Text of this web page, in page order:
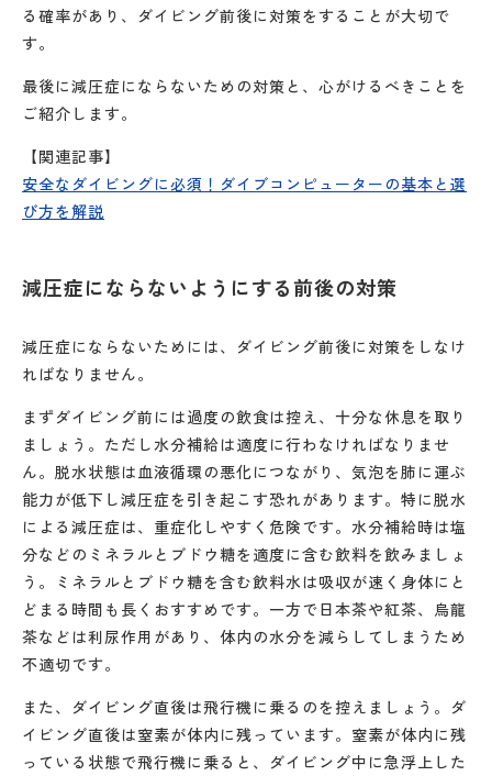
る確率があり、ダイビング前後に対策をすることが大切で
す。
最後に減圧症にならないための対策と、心がけるべきことを
ご紹介します。
【関連記事】
安全なダイビングに必須！ダイブコンピューターの基本と選
び方を解説
減圧症にならないようにする前後の対策
減圧症にならないためには、ダイビング前後に対策をしなけ
ればなりません。
まずダイビング前には過度の飲食は控え、十分な休息を取り
ましょう。ただし水分補給は適度に行わなければなりませ
ん。脱水状態は血液循環の悪化につながり、気泡を肺に運ぶ
能力が低下し減圧症を引き起こす恐れがあります。特に脱水
による減圧症は、重症化しやすく危険です。水分補給時は塩
分などのミネラルとブドウ糖を適度に含む飲料を飲みましょ
う。ミネラルとブドウ糖を含む飲料水は吸収が速く身体にと
どまる時間も長くおすすめです。一方で日本茶や紅茶、烏龍
茶などは利尿作用があり、体内の水分を減らしてしまうため
不適切です。
また、ダイビング直後は飛行機に乗るのを控えましょう。ダ
イビング直後は窒素が体内に残っています。窒素が体内に残
っている状態で飛行機に乗ると、ダイビング中に急浮上した